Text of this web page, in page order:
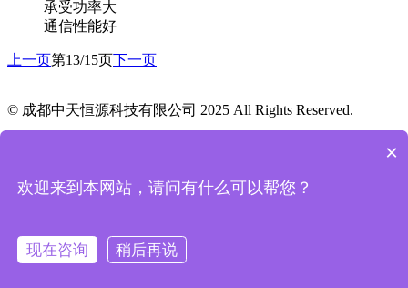
承受功率大
通信性能好
上一页第13/15页下一页
© 成都中天恒源科技有限公司 2025 All Rights Reserved.
网站首页
产品中心
×
欢迎来到本网站，请问有什么可以帮您？
现在咨询 稍后再说